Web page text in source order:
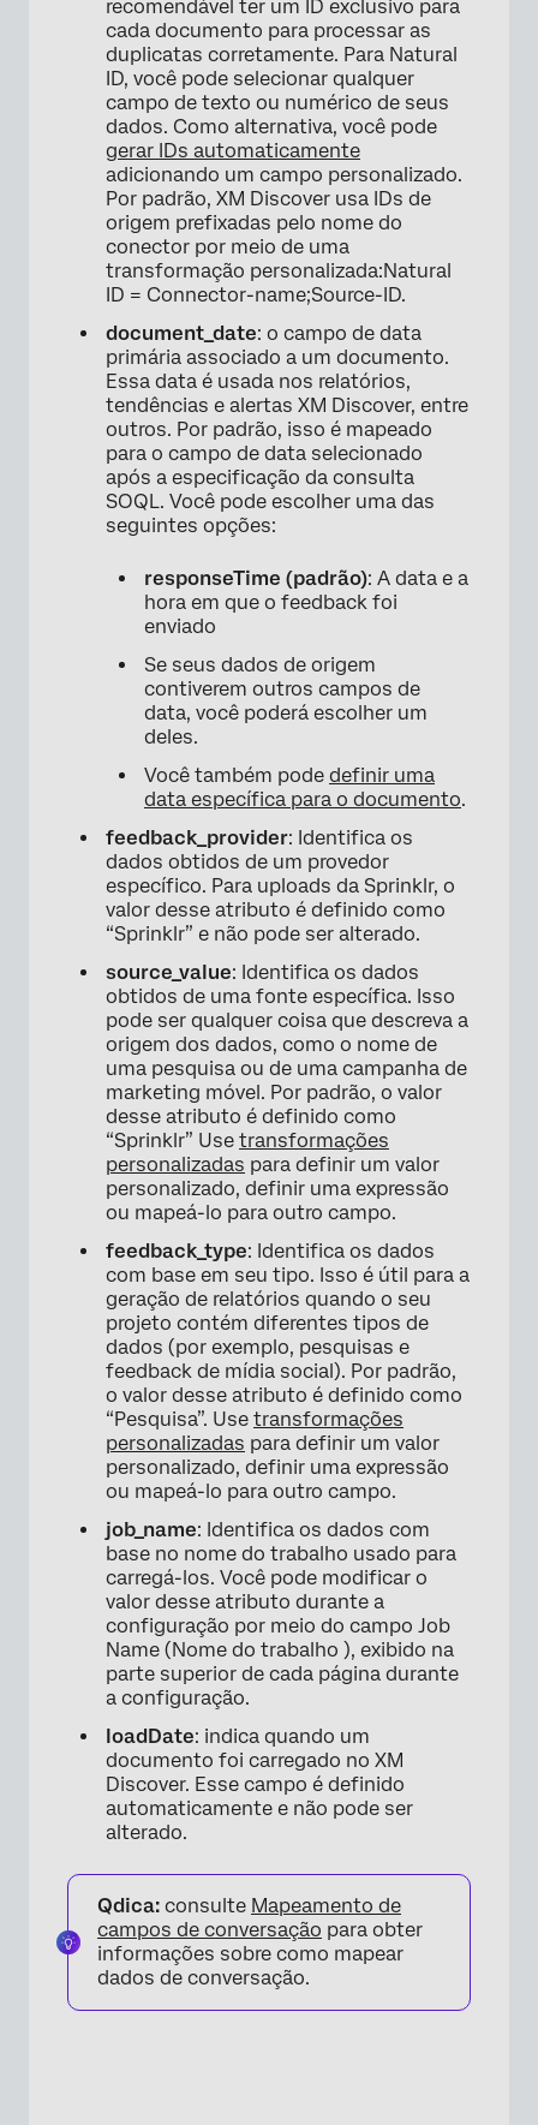
recomendável ter um ID exclusivo para
cada documento para processar as
duplicatas corretamente. Para Natural
ID, você pode selecionar qualquer
campo de texto ou numérico de seus
dados. Como alternativa, você pode
gerar IDs automaticamente
adicionando um campo personalizado.
Por padrão, XM Discover usa IDs de
origem prefixadas pelo nome do
conector por meio de uma
transformação personalizada:Natural
ID = Connector-name;Source-ID.
document_date: o campo de data
primária associado a um documento.
Essa data é usada nos relatórios,
tendências e alertas XM Discover, entre
outros. Por padrão, isso é mapeado
para o campo de data selecionado
após a especificação da consulta
SOQL. Você pode escolher uma das
seguintes opções:
responseTime (padrão): A data e a
hora em que o feedback foi
enviado
Se seus dados de origem
contiverem outros campos de
data, você poderá escolher um
deles.
Você também pode definir uma
data específica para o documento.
feedback_provider: Identifica os
dados obtidos de um provedor
específico. Para uploads da Sprinklr, o
valor desse atributo é definido como
“Sprinklr” e não pode ser alterado.
source_value: Identifica os dados
obtidos de uma fonte específica. Isso
pode ser qualquer coisa que descreva a
origem dos dados, como o nome de
uma pesquisa ou de uma campanha de
marketing móvel. Por padrão, o valor
desse atributo é definido como
“Sprinklr” Use transformações
personalizadas para definir um valor
personalizado, definir uma expressão
ou mapeá-lo para outro campo.
feedback_type: Identifica os dados
com base em seu tipo. Isso é útil para a
geração de relatórios quando o seu
projeto contém diferentes tipos de
dados (por exemplo, pesquisas e
feedback de mídia social). Por padrão,
o valor desse atributo é definido como
“Pesquisa”. Use transformações
personalizadas para definir um valor
personalizado, definir uma expressão
ou mapeá-lo para outro campo.
job_name: Identifica os dados com
base no nome do trabalho usado para
carregá-los. Você pode modificar o
valor desse atributo durante a
configuração por meio do campo Job
Name (Nome do trabalho ), exibido na
parte superior de cada página durante
a configuração.
loadDate: indica quando um
documento foi carregado no XM
Discover. Esse campo é definido
automaticamente e não pode ser
alterado.
Qdica: consulte Mapeamento de
campos de conversação para obter
informações sobre como mapear
dados de conversação.